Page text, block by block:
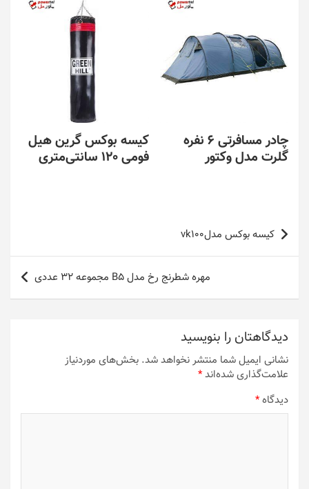
چادر مسافرتی 6 نفره
گلرت مدل وکتور
کیسه بوکس گرین هیل
فومی 120 سانتی‌متری
راهبری
نوشته
کیسه بوکس مدلvk100
مهره شطرنج رخ مدل B5 مجموعه 32 عددی
دیدگاهتان را بنویسید
نشانی ایمیل شما منتشر نخواهد شد. بخش‌های موردنیاز
علامت‌گذاری شده‌اند*
دیدگاه*